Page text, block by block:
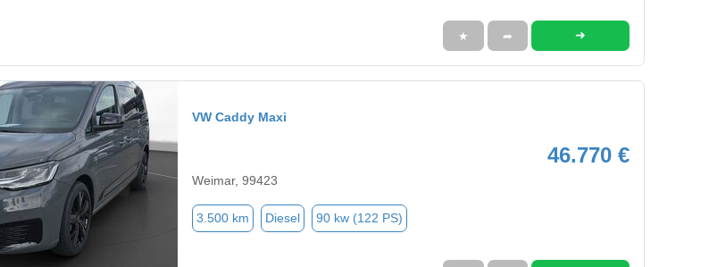
★ ➦ ➜
VW Caddy Maxi
46.770 €
Weimar, 99423
3.500 km Diesel 90 kw (122 PS)